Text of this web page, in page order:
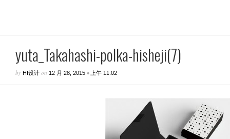
yuta_Takahashi-polka-hisheji(7)
by HI设计 on 12 月 28, 2015 • 上午 11:02